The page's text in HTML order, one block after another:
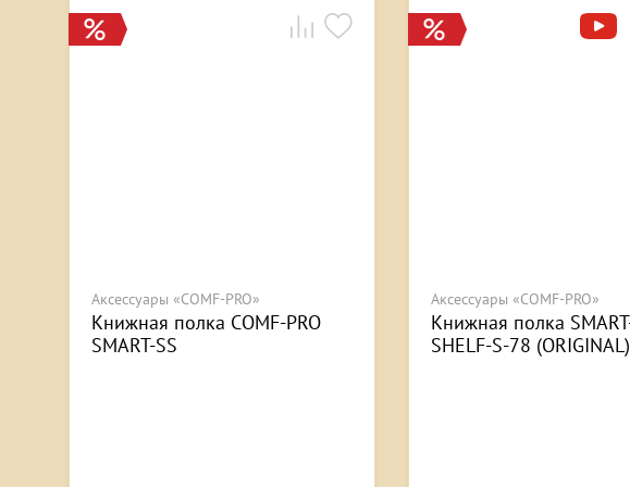
Аксессуары «COMF-PRO»
Книжная полка COMF-PRO
SMART-SS
Аксессуары «COMF-PRO»
Книжная полка
SHELF-S-78 (ORIGINAL)